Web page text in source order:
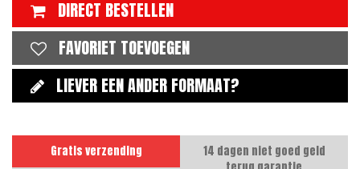
DIRECT BESTELLEN
FAVORIET TOEVOEGEN
LIEVER EEN ANDER FORMAAT?
Gratis verzending
14 dagen niet goed geld